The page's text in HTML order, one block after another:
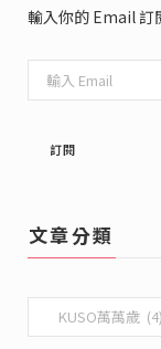
輸入你的 Email 訂
入
訂閱
文章分類
章